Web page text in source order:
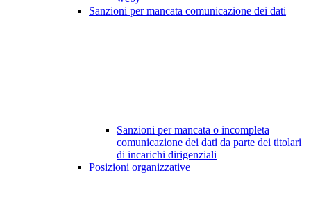
Sanzioni per mancata comunicazione dei dati
Sanzioni per mancata o incompleta
comunicazione dei dati da parte dei titolari
di incarichi dirigenziali
Posizioni organizzative